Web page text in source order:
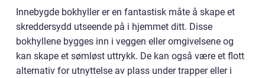
Innebygde bokhyller er en fantastisk måte å skape et
skreddersydd utseende på i hjemmet ditt. Disse
bokhyllene bygges inn i veggen eller omgivelsene og
kan skape et sømløst uttrykk. De kan også være et flott
alternativ for utnyttelse av plass under trapper eller i